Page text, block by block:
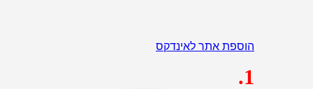
הוספת אתר לאינדקס
.1